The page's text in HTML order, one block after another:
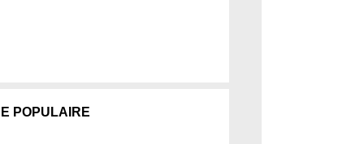
POPULAIRE